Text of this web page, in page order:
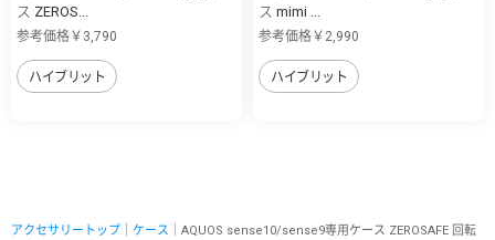
ス ZEROS...
参考価格￥3,790
ハイブリット
ス mimi ...
参考価格￥2,990
ハイブリット
アクセサリートップ ケース ｜AQUOS sense10/sense9専用ケース ZEROSAFE 回転